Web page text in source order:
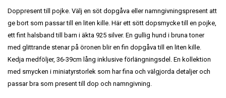
Doppresent till pojke. Välj en söt dopgåva eller namngivningspresent att
ge bort som passar till en liten kille. Här ett sött dopsmycke till en pojke,
ett fint halsband till barn i äkta 925 silver. En gullig hund i bruna toner
med glittrande stenar på öronen blir en fin dopgåva till en liten kille.
Kedja medföljer, 36-39cm lång inklusive förlängningsdel. En kollektion
med smycken i miniatyrstorlek som har fina och välgjorda detaljer och
passar bra som present till dop och namngivning.